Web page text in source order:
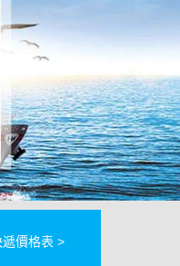
價格表 >